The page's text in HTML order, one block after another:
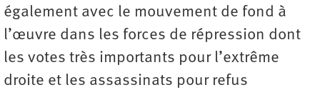
également avec le mouvement de fond à
l’œuvre dans les forces de répression dont
les votes très importants pour l’extrême
droite et les assassinats pour refus